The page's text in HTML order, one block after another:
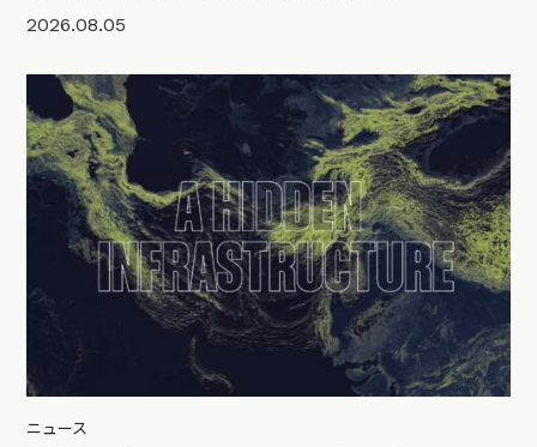
2026.08.05
ニュース